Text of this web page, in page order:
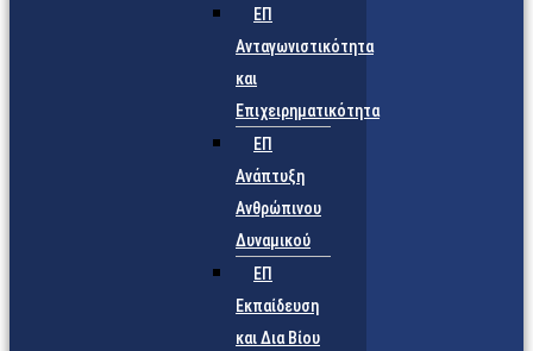
ΕΠ
Ανταγωνιστικότητα
και
Επιχειρηματικότητα
ΕΠ
Ανάπτυξη
Ανθρώπινου
Δυναμικού
ΕΠ
Εκπαίδευση
και Δια Βίου